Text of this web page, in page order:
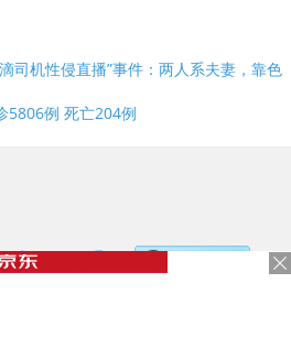
司机性侵直播”事件：两人系夫妻，靠色
5806例 死亡204例
备17153186号-2，